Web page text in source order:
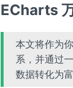
ECharts
本文将作为
系，并通过
数据转化为